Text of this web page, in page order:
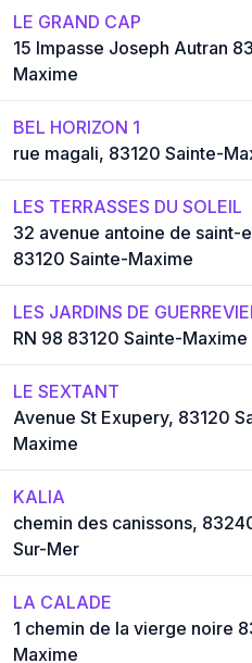
LE GRAND CAP
15 Impasse Joseph Autran
Maxime
BEL HORIZON 1
rue magali, 83120 Sainte-
LES TERRASSES DU SOLEIL
32 avenue antoine de saint-
83120 Sainte-Maxime
LES JARDINS DE
RN 98 83120 Sainte-Maxime
LE SEXTANT
Avenue St Exupery, 83120
Maxime
KALIA
chemin des canissons,
Sur-Mer
LA CALADE
1 chemin de la vierge noire
Maxime